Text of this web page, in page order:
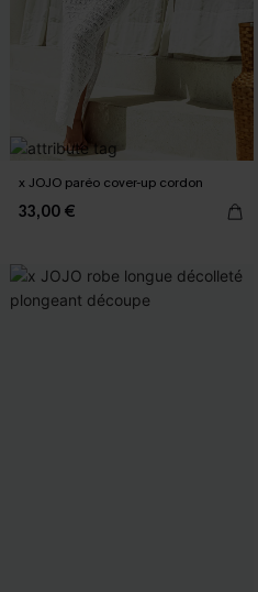
x JOJO paréo cover-up cordon
33,00 €